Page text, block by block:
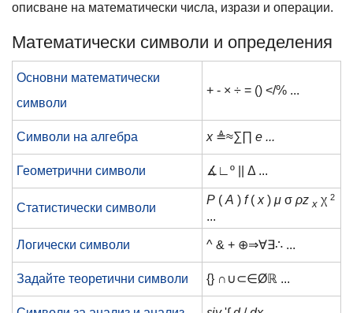
описване на математически числа, изрази и операции.
Математически символи и определения
Основни математически
символи
+ - × ÷ = () </% ...
Символи на алгебра x≜≈∑∏ e ...
Геометрични символи ∡∟º || Δ ...
Статистически символи
P ( A ) f( x) μ σ ρz x χ 2
...
Логически символи ^ & + ⊕⇒∀∃∴ ...
Задайте теоретични символи {} ∩∪⊂∈Øℝ ...